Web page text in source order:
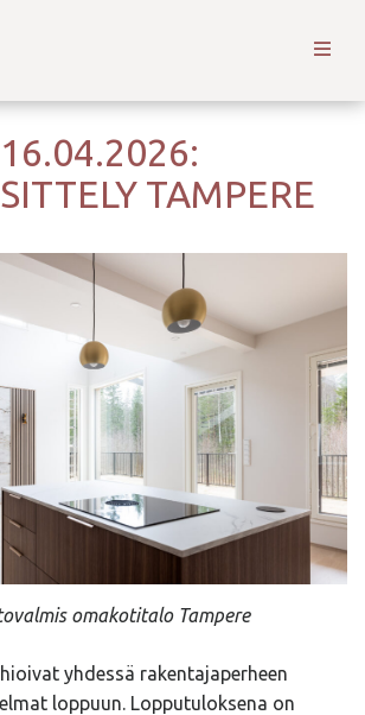
16.04.2026:
TAMPERE
omakotitalo Tampere
yhdessä rakentajaperheen
loppuun. Lopputuloksena on